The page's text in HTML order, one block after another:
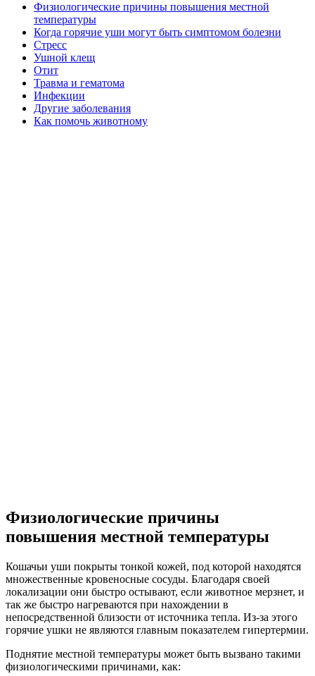
Физиологические причины повышения местной
температуры
Когда горячие уши могут быть симптомом болезни
Стресс
Ушной клещ
Отит
Травма и гематома
Инфекции
Другие заболевания
Как помочь животному
Физиологические причины
повышения местной температуры
Кошачьи уши покрыты тонкой кожей, под которой находятся
множественные кровеносные сосуды. Благодаря своей
локализации они быстро остывают, если животное мерзнет, и
так же быстро нагреваются при нахождении в
непосредственной близости от источника тепла. Из-за этого
горячие ушки не являются главным показателем гипертермии.
Поднятие местной температуры может быть вызвано такими
физиологическими причинами, как: